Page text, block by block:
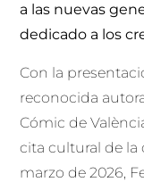
a las nuevas
dedicado a los
Con la
reconocida
Cómic de
cita cultural de la
marzo de 2026,